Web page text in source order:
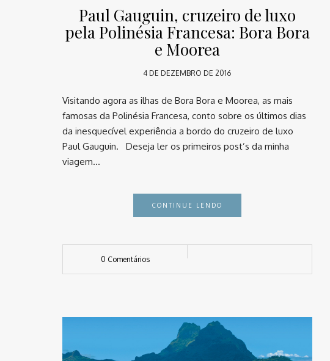
Paul Gauguin, cruzeiro de luxo
pela Polinésia Francesa: Bora Bora
e Moorea
4 DE DEZEMBRO DE 2016
Visitando agora as ilhas de Bora Bora e Moorea, as mais
famosas da Polinésia Francesa, conto sobre os últimos dias
da inesquecível experiência a bordo do cruzeiro de luxo
Paul Gauguin. Deseja ler os primeiros post’s da minha
viagem…
CONTINUE LENDO
0 Comentários